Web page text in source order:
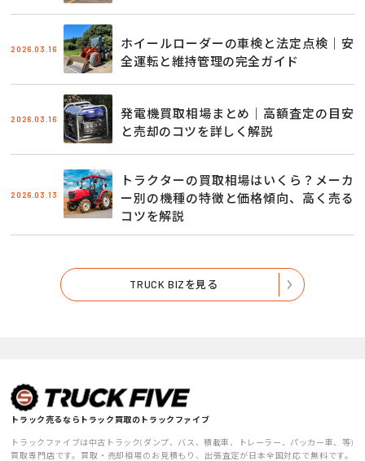
2026.03.16
ホイールローダーの車検と法定点検｜安
全運転と維持管理の完全ガイド
2026.03.16
発電機買取相場まとめ｜高額査定の目安
と売却のコツを詳しく解説
2026.03.13
トラクターの買取相場はいくら？メーカ
ー別の機種の特徴と価格傾向、高く売る
コツを解説
TRUCK BIZを見る
トラック売るならトラック買取のトラックファイブ
トラックファイブは中古トラック(ダンプ、バス、積載車、トレーラー、パッカー車、等)
買取専門店です。買取・売却相場のお見積もり、出張査定が日本全国対応で無料です。